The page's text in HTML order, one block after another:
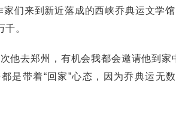
来到新近落成的西峡乔典运文学馆
。
去郑州，有机会我都会邀请他到家
是带着“回家”心态，因为乔典运无